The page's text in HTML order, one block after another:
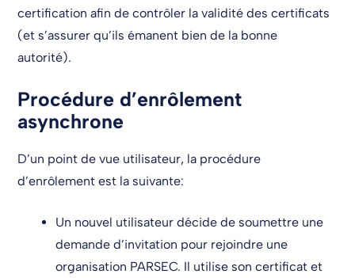
certification afin de contrôler la validité des certificats
(et s’assurer qu’ils émanent bien de la bonne
autorité).
Procédure d’enrôlement
asynchrone
D’un point de vue utilisateur, la procédure
d’enrôlement est la suivante:
Un nouvel utilisateur décide de soumettre une
demande d’invitation pour rejoindre une
organisation PARSEC. Il utilise son certificat et